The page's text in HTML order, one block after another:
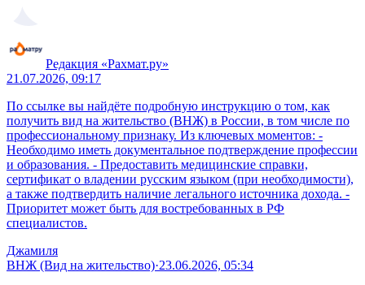
Редакция «Рахмат.ру»
21.07.2026, 09:17
По ссылке вы найдёте подробную инструкцию о том, как
получить вид на жительство (ВНЖ) в России, в том числе по
профессиональному признаку. Из ключевых моментов: -
Необходимо иметь документальное подтверждение профессии
и образования. - Предоставить медицинские справки,
сертификат о владении русским языком (при необходимости),
а также подтвердить наличие легального источника дохода. -
Приоритет может быть для востребованных в РФ
специалистов.
Джамиля
ВНЖ (Вид на жительство)·23.06.2026, 05:34